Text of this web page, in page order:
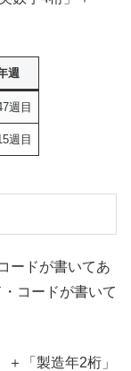
週
週目
週目
ードが書いてあ
コードが書いて
「製造年2桁」